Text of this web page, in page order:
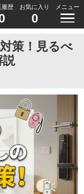
履歴 お気に入り
0
メニュー
策！見るべ
説